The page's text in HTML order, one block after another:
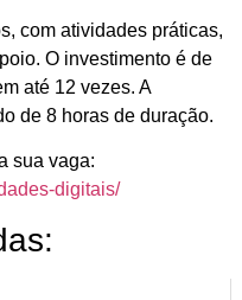
com atividades práticas,
O investimento é de
até 12 vezes. A
de 8 horas de duração.
sua vaga:
digitais/